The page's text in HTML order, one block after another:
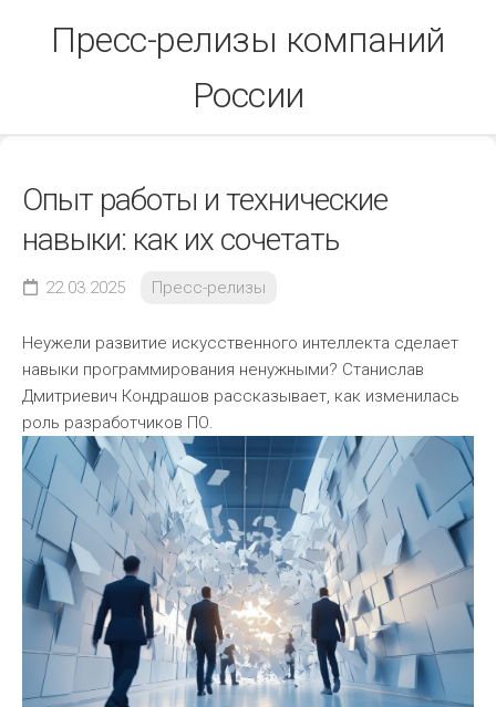
Пресс-релизы компаний
России
Опыт работы и технические
навыки: как их сочетать
22.03.2025 Пресс-релизы
Неужели развитие искусственного интеллекта сделает
навыки программирования ненужными? Станислав
Дмитриевич Кондрашов рассказывает, как изменилась
роль разработчиков ПО.